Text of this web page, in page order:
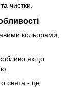
чистки.
кольорами,
якщо
свята - це